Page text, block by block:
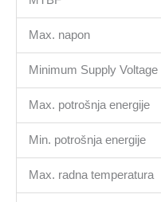
Max. napon
Minimum Supply Voltage
Max. potrošnja energije
Min. potrošnja energije
Max. radna temperatura